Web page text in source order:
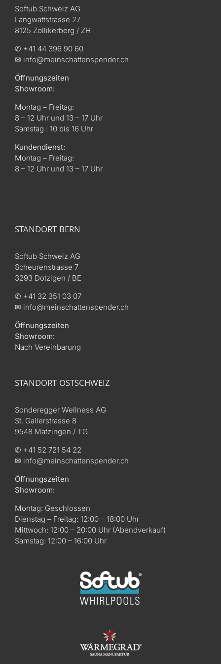
Softub Schweiz AG
Langwattstrasse 27
8125 Zollikerberg / ZH
✆ +41 44 396 90 60
✉ info@meinschattenspender.ch
Öffnungszeiten
Showroom:
Montag – Freitag:
8 – 12 Uhr und 13 – 17 Uhr
Samstag : 10 bis 16 Uhr
Kundendienst:
Montag – Freitag:
8 – 12 Uhr und 13 – 17 Uhr
STANDORT BERN
Softub Schweiz AG
Scheurenstrasse 7
3293 Dotzigen / BE
✆ +41 32 351 03 07
✉ info@meinschattenspender.ch
Öffnungszeiten
Showroom:
Nach Vereinbarung
STANDORT OSTSCHWEIZ
Sonderegger Wellness AG
St. Gallerstrasse 8
9548 Matzingen / TG
✆ +41 52 721 54 22
✉ info@meinschattenspender.ch
Öffnungszeiten
Showroom:
Montag: Geschlossen
Dienstag – Freitag: 12:00 – 18:00 Uhr
Mittwoch: 12:00 – 20:00 Uhr (Abendverkauf)
Samstag: 12:00 – 16:00 Uhr